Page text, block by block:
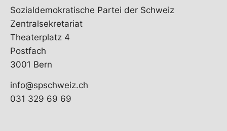
Sozialdemokratische Partei der Schweiz
Zentralsekretariat
Theaterplatz 4
Postfach
3001 Bern
info@spschweiz.ch
031 329 69 69